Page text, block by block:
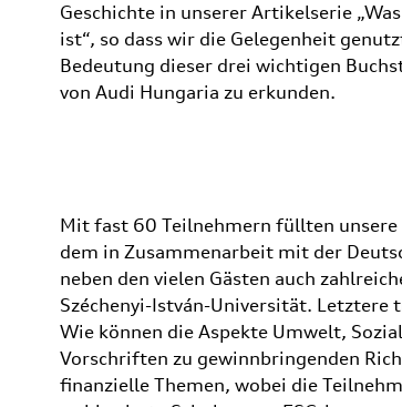
Geschichte in unserer Artikelserie
ist“, so dass wir die Gelegenheit
Bedeutung dieser drei wichtigen
von Audi Hungaria zu erkunden.
Mit fast 60 Teilnehmern füllten unsere
dem in Zusammenarbeit mit der
neben den vielen Gästen auch
Széchenyi-István-Universität. Letztere
Wie können die Aspekte Umwelt,
Vorschriften zu gewinnbringenden
finanzielle Themen, wobei die